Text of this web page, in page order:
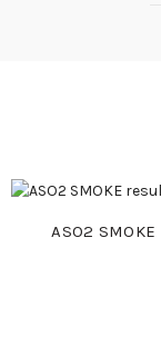
ASO2 SMOKE